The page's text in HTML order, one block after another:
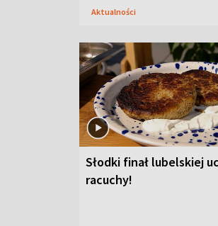
Aktualności
Słodki finał lubelskiej
racuchy!